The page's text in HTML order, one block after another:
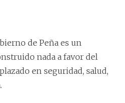
de Peña es un
nada a favor del
en seguridad, salud,